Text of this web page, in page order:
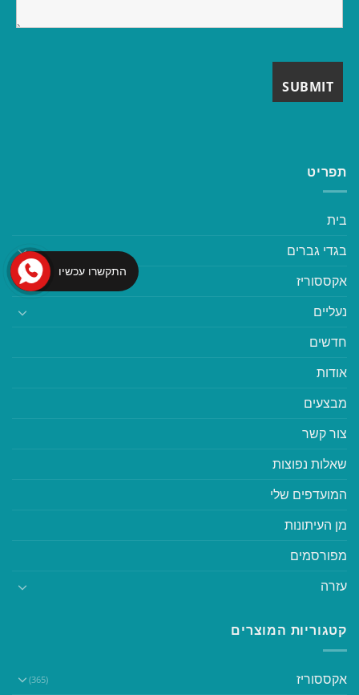
תפריט
בית
בגדי גברים
אקססוריז
נעליים
חדשים
אודות
מבצעים
צור קשר
שאלות נפוצות
המועדפים שלי
מן העיתונות
מפורסמים
עזרה
קטגוריות המוצרים
אקססוריז (365)
התקשרו עכשיו